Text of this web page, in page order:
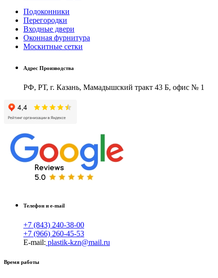
Подоконники
Перегородки
Входные двери
Оконная фурнитура
Москитные сетки
Адрес Производства
РФ, РТ, г. Казань, Мамадышский тракт 43 Б, офис № 1
Телефон и e-mail
+7 (843) 240-38-00
+7 (966) 260-45-53
E-mail: plastik-kzn@mail.ru
Время работы